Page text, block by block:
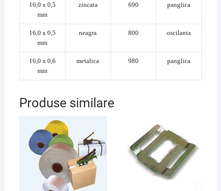
16,0 x 0,5
mm
zincata 690 panglica
16,0 x 0,5
mm
neagra 800 oscilanta
16,0 x 0,6
mm
metalica 980 panglica
Produse similare